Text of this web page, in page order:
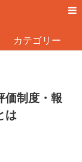
カテゴリー
価制度・報
は